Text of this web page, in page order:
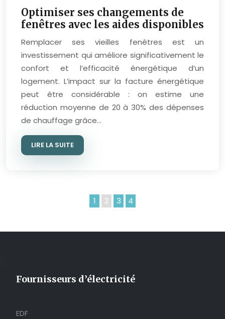
Optimiser ses changements de
fenêtres avec les aides disponibles
Remplacer ses vieilles fenêtres est un
investissement qui améliore significativement le
confort et l’efficacité énergétique d’un
logement. L’impact sur la facture énergétique
peut être considérable : on estime une
réduction moyenne de 20 à 30% des dépenses
de chauffage grâce…
LIRE LA SUITE
1 2 3 4
Fournisseurs d’électricité
EDF